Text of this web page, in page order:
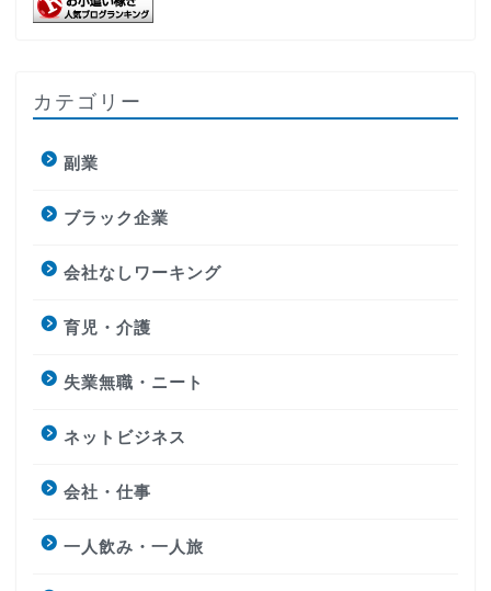
カテゴリー
副業
ブラック企業
会社なしワーキング
育児・介護
失業無職・ニート
ネットビジネス
会社・仕事
一人飲み・一人旅